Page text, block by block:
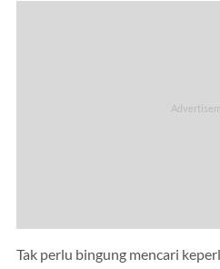
Tak perlu bingung mencari